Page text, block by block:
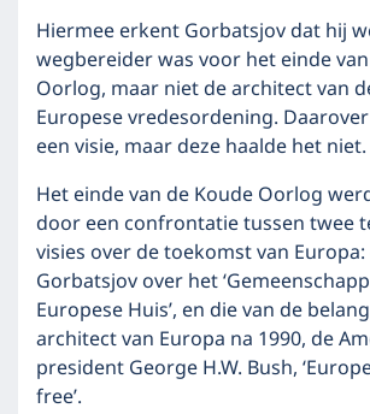
Hiermee erkent Gorbatsjov dat hij
wegbereider was voor het einde
Oorlog, maar niet de architect van
Europese vredesordening.
een visie, maar deze haalde het niet.
Het einde van de Koude Oorlog
door een confrontatie tussen twee
visies over de toekomst van Europa:
Gorbatsjov over het
Europese Huis’, en die van de
architect van Europa na 1990, de
president George H.W. Bush,
free’.